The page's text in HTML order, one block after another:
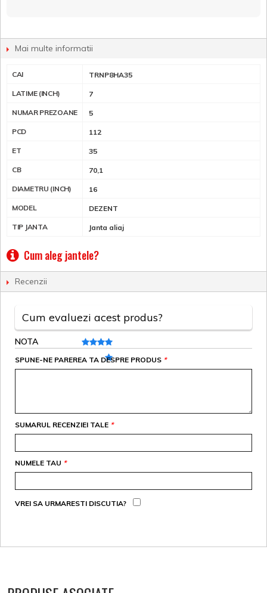
Mai multe informatii
CAI TRNP8HA35
LATIME (INCH) 7
NUMAR PREZOANE 5
PCD 112
ET 35
CB 70,1
DIAMETRU (INCH) 16
MODEL DEZENT
TIP JANTA Janta aliaj
Cum aleg jantele?
Recenzii
Cum evaluezi acest produs?
NOTA
*
SPUNE-NE PAREREA TA DESPRE PRODUS
*
SUMARUL RECENZIEI TALE
*
NUMELE TAU
VREI SA URMARESTI DISCUTIA?